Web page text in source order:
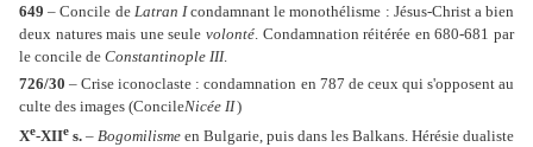
649 – Concile de Latran Icondamnant le monothélisme : Jésus-Christ a bien
deux natures mais une seule volonté . Condamnation réitérée en 680-681 par
le concile de Constantinople III.
726/30 – Crise iconoclaste : condamnation en 787 de ceux qui s'opposent au
culte des images (ConcileNicée II)
Xe-XIIe s. – Bogomilisme en Bulgarie, puis dans les Balkans. Hérésie dualiste